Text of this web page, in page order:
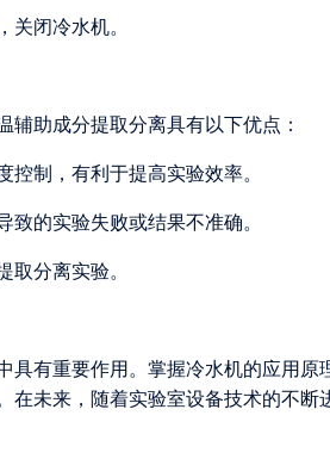
关闭冷水机。
辅助成分提取分离具有以下优点：
控制，有利于提高实验效率。
致的实验失败或结果不准确。
取分离实验。
具有重要作用。掌握冷水机的应用原
在未来，随着实验室设备技术的不